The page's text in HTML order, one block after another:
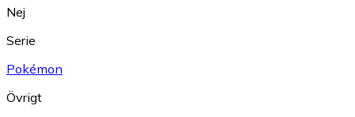
Nej
Serie
Pokémon
Övrigt